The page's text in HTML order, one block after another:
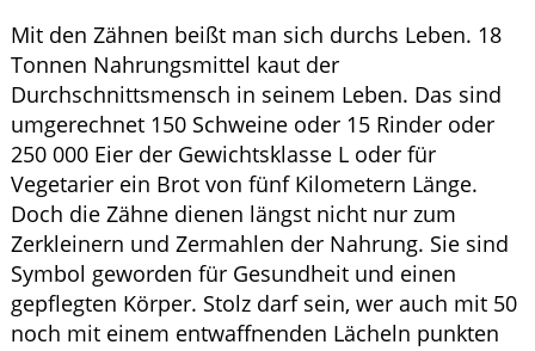
Mit den Zähnen beißt man sich durchs Leben. 18
Tonnen Nahrungsmittel kaut der
Durchschnittsmensch in seinem Leben. Das sind
umgerechnet 150 Schweine oder 15 Rinder oder
250 000 Eier der Gewichtsklasse L oder für
Vegetarier ein Brot von fünf Kilometern Länge.
Doch die Zähne dienen längst nicht nur zum
Zerkleinern und Zermahlen der Nahrung. Sie sind
Symbol geworden für Gesundheit und einen
gepflegten Körper. Stolz darf sein, wer auch mit 50
noch mit einem entwaffnenden Lächeln punkten